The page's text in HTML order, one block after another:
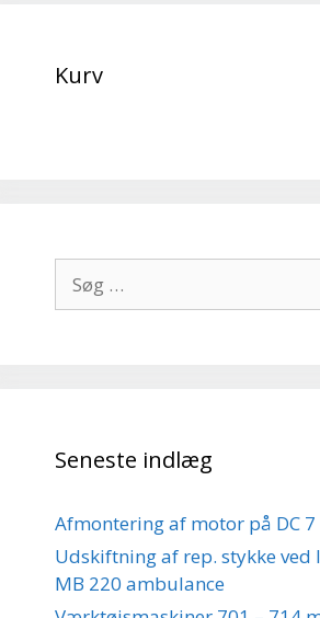
Kurv
efter:
Seneste indlæg
Afmontering af motor på DC 7
Udskiftning af rep. stykke
MB 220 ambulance